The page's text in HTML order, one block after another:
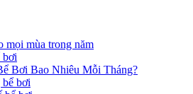
mọi mùa trong năm
bơi
Bơi Bao Nhiêu Mỗi Tháng?
bơi